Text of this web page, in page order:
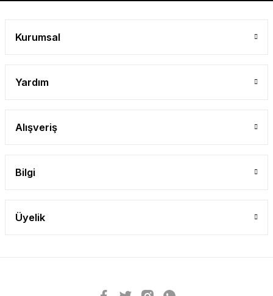
Kurumsal
Yardım
Alışveriş
Bilgi
Üyelik